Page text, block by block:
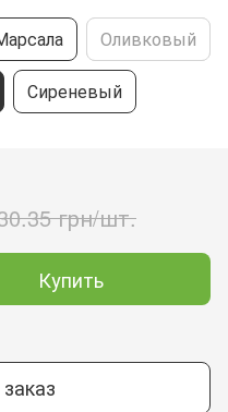
Оливковый
Сиреневый
грн/шт.
Купить